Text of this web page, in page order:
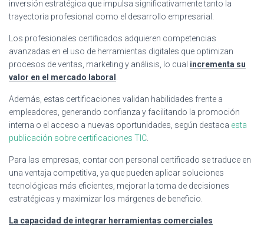
inversión estratégica que impulsa significativamente tanto la
trayectoria profesional como el desarrollo empresarial.
Los profesionales certificados adquieren competencias
avanzadas en el uso de herramientas digitales que optimizan
procesos de ventas, marketing y análisis, lo cual incrementa su
valor en el mercado laboral
Además, estas certificaciones validan habilidades frente a
empleadores, generando confianza y facilitando la promoción
interna o el acceso a nuevas oportunidades, según destaca esta
publicación sobre certificaciones TIC
Para las empresas, contar con personal certificado se traduce en
una ventaja competitiva, ya que pueden aplicar soluciones
tecnológicas más eficientes, mejorar la toma de decisiones
estratégicas y maximizar los márgenes de beneficio.
La capacidad de integrar herramientas comerciales